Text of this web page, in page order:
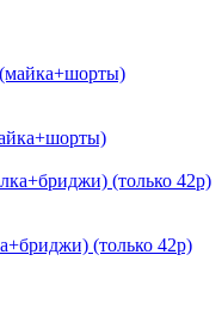
(только 42р)